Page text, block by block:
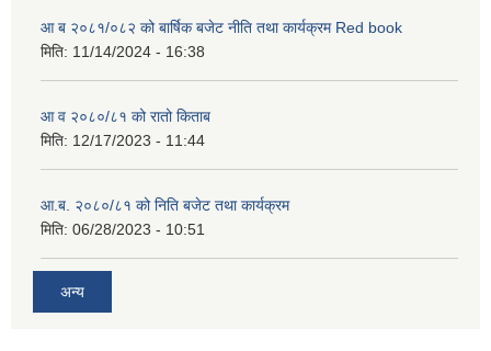
आ ब २०८१/०८२ को बार्षिक बजेट नीति तथा कार्यक्रम Red book
मिति: 11/14/2024 - 16:38
आ व २०८०/८१ को रातो किताब
मिति: 12/17/2023 - 11:44
आ.ब. २०८०/८१ को निति बजेट तथा कार्यक्रम
मिति: 06/28/2023 - 10:51
अन्य